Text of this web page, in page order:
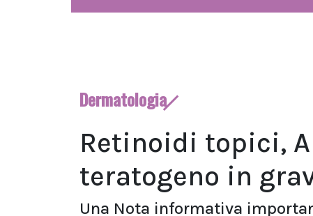
Dermatologia
Retinoidi topici,
teratogeno in
Una Nota informativa